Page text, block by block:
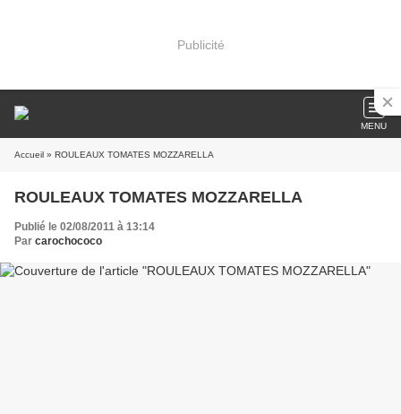
Publicité
MENU
Accueil » ROULEAUX TOMATES MOZZARELLA
ROULEAUX TOMATES MOZZARELLA
Publié le 02/08/2011 à 13:14
Par carochococo